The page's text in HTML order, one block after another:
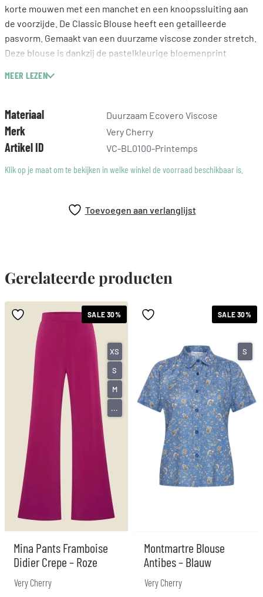
korte mouwen met een manchet en een knoopssluiting aan
de voorzijde. De Classic Blouse heeft een getailleerde
pasvorm. Gemaakt van een duurzame viscose zonder stretch.
Deze blouse is dankzij de pastelkleurige bloemenprint
– Knoopjes aan de voorzijde
– Korte mouw met manchet
– Fairtrade geproduceerd in Europa
MEER LEZEN
Materiaal Duurzaam Ecovero Viscose
Merk Very Cherry
Artikel ID
VC-BL0100-Printemps
Klik op je maat om te bekijken in welke winkel de voorraad beschikbaar is.
Toevoegen aan verlanglijst
Gerelateerde producten
SALE 30%
Mina Pants Framboise
Didier Crepe – Roze
Very Cherry
XS
S
M
...
SALE 30%
Montmartre Blouse
Antibes – Blauw
Very Cherry
S